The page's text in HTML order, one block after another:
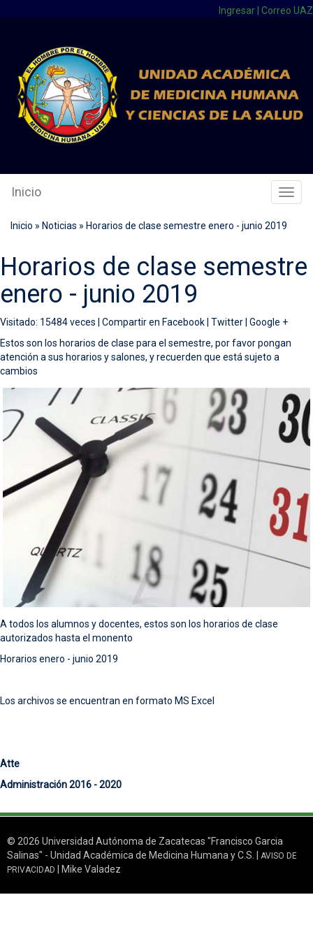
Ingresar Correo UAZ
Inicio
Inicio » Noticias » Horarios de clase semestre enero - junio 2019
Horarios de clase semestre
enero - junio 2019
Visitado: 15484 veces | Compartir en Facebook Twitter Google +
Estos son los horarios de clase para el semestre, por favor pongan
atención a sus horarios y salones, y recuerden que está sujeto a
cambios
A todos los alumnos y docentes, estos son los horarios de clase
autorizados hasta el monento
Horarios enero - junio 2019
Los archivos se encuentran en formato MS Excel
Atte
Administración 2016 - 2020
© 2026 Universidad Autónoma de Zacatecas "Francisco Garcia
Salinas" - Unidad Académica de Medicina Humana y C.S. | AVISO DE
PRIVACIDAD | Mike Valadez